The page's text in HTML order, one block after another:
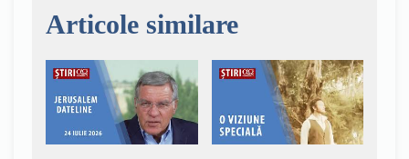
Articole similare